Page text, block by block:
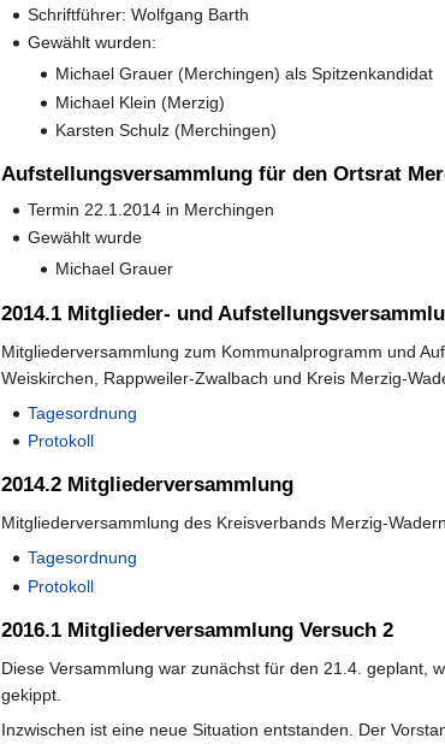
Schriftführer: Wolfgang Barth
Gewählt wurden:
Michael Grauer (Merchingen) als Spitzenkandidat
Michael Klein (Merzig)
Karsten Schulz (Merchingen)
Aufstellungsversammlung für den Ortsrat
Termin 22.1.2014 in Merchingen
Gewählt wurde
Michael Grauer
2014.1 Mitglieder- und
Mitgliederversammlung zum Kommunalprogramm und
Weiskirchen, Rappweiler-Zwalbach und Kreis Merzig-
Tagesordnung
Protokoll
2014.2 Mitgliederversammlung
Mitgliederversammlung des Kreisverbands Merzig-
Tagesordnung
Protokoll
2016.1 Mitgliederversammlung Versuch 2
Diese Versammlung war zunächst für den 21.4. geplant,
gekippt.
Inzwischen ist eine neue Situation entstanden. Der